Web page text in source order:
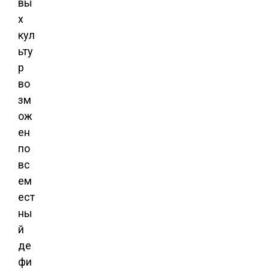
вы
х
кул
ьту
р
во
зм
ож
ен
по
вс
ем
ест
ны
й
де
фи